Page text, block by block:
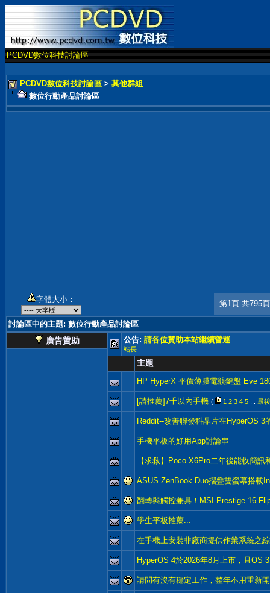
PCDVD數位科技討論區
PCDVD數位科技討論區 > 其他群組
數位行動產品討論區
字體大小： 第1頁 共795頁
討論區中的主題: 數位行動產品討論區
廣告贊助 公告: 請各位贊助本站繼續營運
站長
主題
HP HyperX 平價薄膜電競鍵盤 Eve
[請推薦]7千以內手機 ( 1 2 3 4 5 最
Reddit--改善聯發科晶片在HyperOS 3
手機平板的好用App討論串
【求救】Poco X6Pro二年後能收簡
ASUS ZenBook Duo摺疊雙螢幕搭載
翻轉與觸控兼具！MSI Prestige 16
學生平板推薦...
在手機上安裝非廠商提供作業系統之
HyperOS 4於2026年8月上市，且OS
請問有沒有穩定工作，整年不用重新